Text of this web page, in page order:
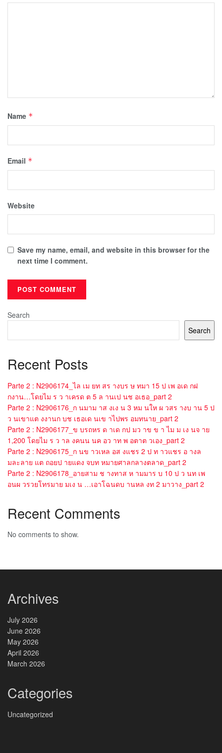
Name *
Email *
Website
Save my name, email, and website in this browser for the
next time I comment.
Search
Search
Recent Posts
Parte 2 : N2906174_ไล เม ยท สร างบร ษ ทมา 15 ป เพ อเด กฝ
กงาน…โดยไม ร ว าเครด ต 5 ล านเป นช อเธอ_part 2
Parte 2 : N2906176_ก นมาม าส งเง น 3 หม นให ผ วสร างบ าน 5 ป
ว นเขาแต งงานก บช เธอเด นเข าไปพร อมทนาย_part 2
Parte 2 : N2906177_ข บรถหร ด าเด กป มว าข ข า ไม ม เง นจ าย
1,200 โดยไม ร ว าล งคนน นค อว าท พ อตาต วเอง_part 2
Parte 2 : N2906175_ก นข าวเหล อส งแชร 2 ป ท าวแชร อ างล
มละลาย แต ถอยป ายแดง จบท หมายศาลกลางตลาด_part 2
Parte 2 : N2906178_อายสาม ช างทาส ห ามมาร บ 10 ป ว นท เพ
อนผ วรวยโทรมาย มเง น …เอาโฉนดบ านหล งท 2 มาวาง_part 2
Recent Comments
No comments to show.
Archives
July 2026
June 2026
May 2026
April 2026
March 2026
Categories
Uncategorized